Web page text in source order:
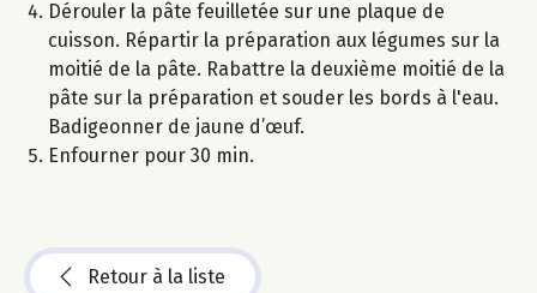
Dérouler la pâte feuilletée sur une plaque de
cuisson. Répartir la préparation aux légumes sur la
moitié de la pâte. Rabattre la deuxième moitié de la
pâte sur la préparation et souder les bords à l'eau.
Badigeonner de jaune d’œuf.
Enfourner pour 30 min.
Retour à la liste